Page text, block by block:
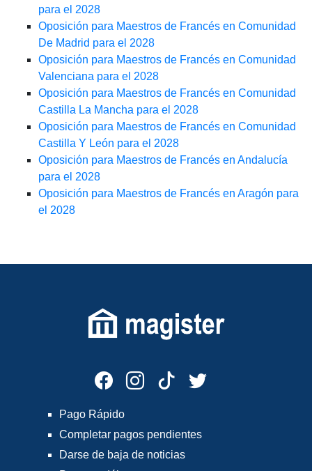
para el 2028
Oposición para Maestros de Francés en Comunidad
De Madrid para el 2028
Oposición para Maestros de Francés en Comunidad
Valenciana para el 2028
Oposición para Maestros de Francés en Comunidad
Castilla La Mancha para el 2028
Oposición para Maestros de Francés en Comunidad
Castilla Y León para el 2028
Oposición para Maestros de Francés en Andalucía
para el 2028
Oposición para Maestros de Francés en Aragón para
el 2028
Pago Rápido
Completar pagos pendientes
Darse de baja de noticias